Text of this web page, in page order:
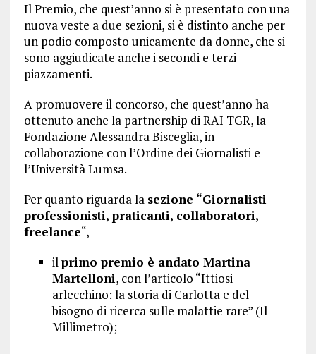
Il Premio, che quest’anno si è presentato con una
nuova veste a due sezioni, si è distinto anche per
un podio composto unicamente da donne, che si
sono aggiudicate anche i secondi e terzi
piazzamenti.
A promuovere il concorso, che quest’anno ha
ottenuto anche la partnership di RAI TGR, la
Fondazione Alessandra Bisceglia, in
collaborazione con l’Ordine dei Giornalisti e
l’Università Lumsa.
Per quanto riguarda la sezione “Giornalisti
professionisti, praticanti, collaboratori,
freelance“,
ilprimo premio è andato Martina
Martelloni, con l’articolo “Ittiosi
arlecchino: la storia di Carlotta e del
bisogno di ricerca sulle malattie rare” (Il
Millimetro);